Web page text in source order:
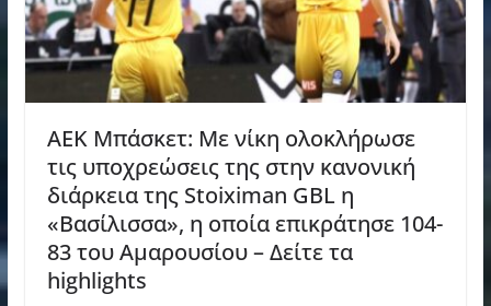
AEK Μπάσκετ: Με νίκη ολοκλήρωσε
τις υποχρεώσεις της στην κανονική
διάρκεια της Stoiximan GBL η
«Βασίλισσα», η οποία επικράτησε 104-
83 του Αμαρουσίου – Δείτε τα
highlights